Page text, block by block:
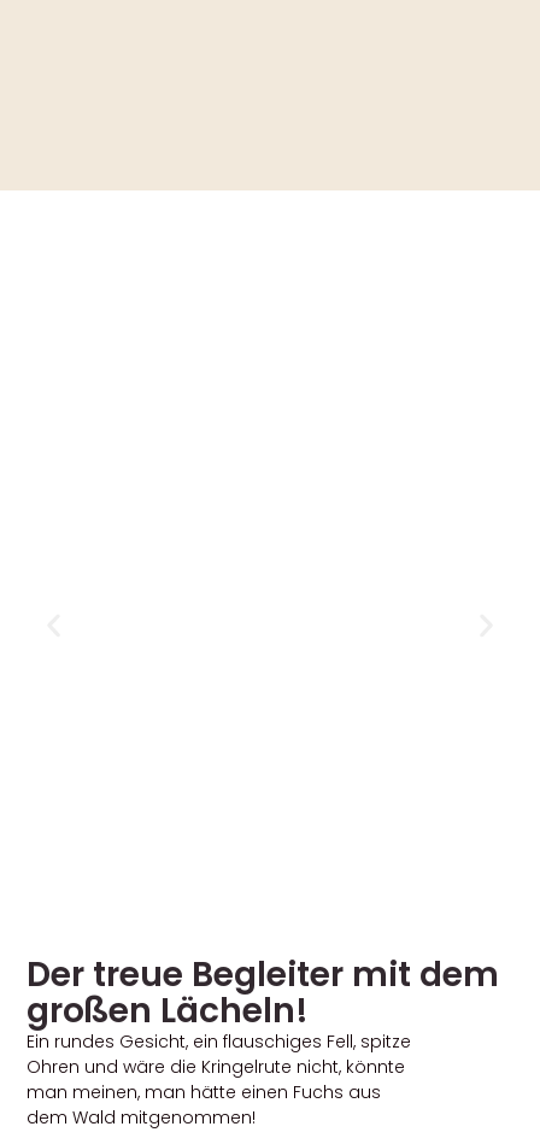
Der treue Begleiter mit dem
großen Lächeln!
Ein rundes Gesicht, ein flauschiges Fell, spitze
Ohren und wäre die Kringelrute nicht, könnte
man meinen, man hätte einen Fuchs aus
dem Wald mitgenommen!